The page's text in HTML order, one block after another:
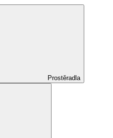
Prostěradla